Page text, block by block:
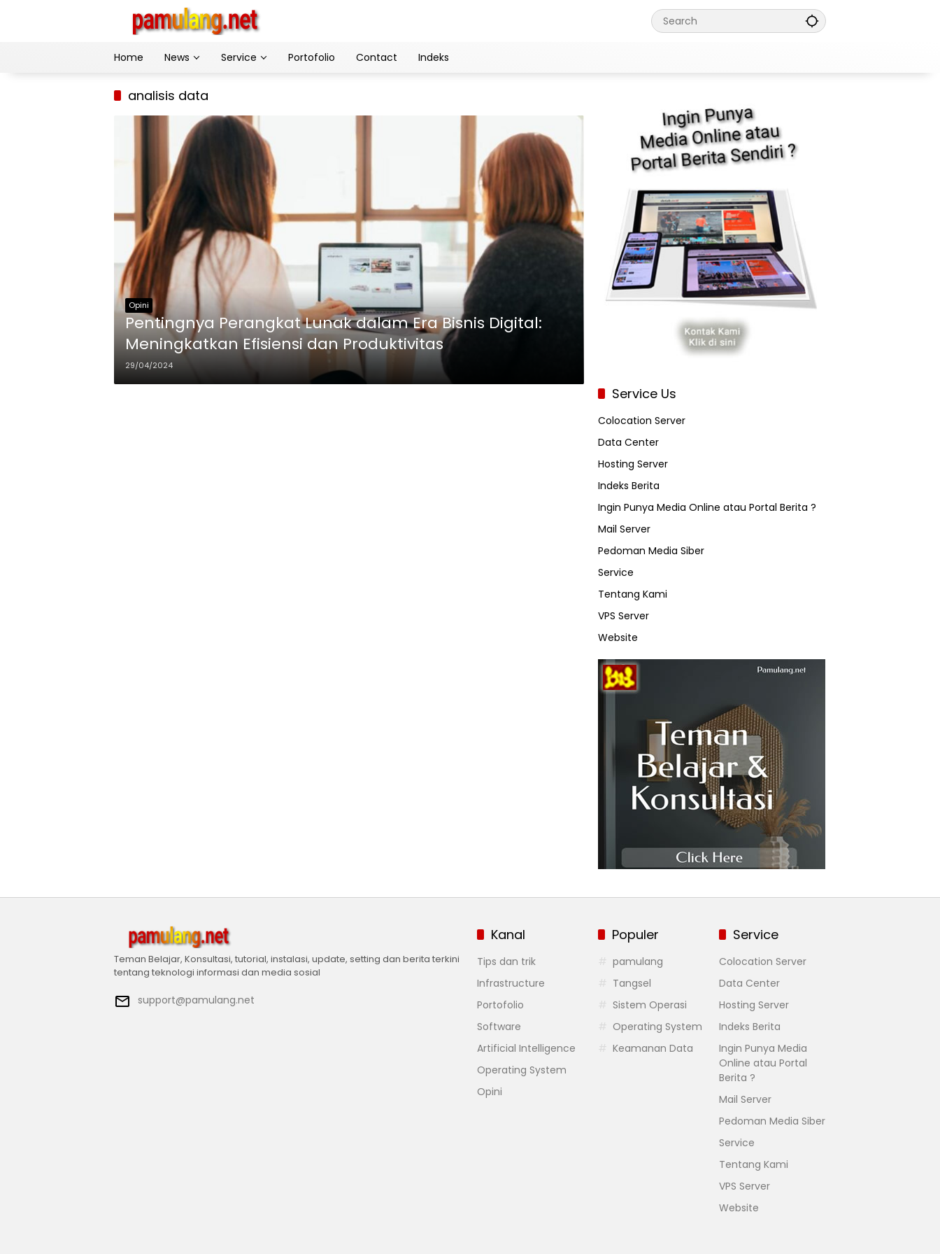
Home
News Service Portofolio Contact Indeks
analisis data
Opini
Pentingnya Perangkat Lunak dalam Era Bisnis Digital:
Meningkatkan Efisiensi dan Produktivitas
29/04/2024
Service Us
Colocation Server
Data Center
Hosting Server
Indeks Berita
Ingin Punya Media Online atau Portal Berita ?
Mail Server
Pedoman Media Siber
Service
Tentang Kami
VPS Server
Website
Teman Belajar, Konsultasi, tutorial, instalasi, update, setting dan berita terkini
tentang teknologi informasi dan media sosial
support@pamulang.net
Kanal
Tips dan trik
Infrastructure
Portofolio
Software
Artificial Intelligence
Operating System
Opini
Populer
pamulang
Tangsel
Sistem Operasi
Operating System
Keamanan Data
Service
Colocation Server
Data Center
Hosting Server
Indeks Berita
Ingin Punya Media
Online atau Portal
Berita ?
Mail Server
Pedoman Media Siber
Service
Tentang Kami
VPS Server
Website